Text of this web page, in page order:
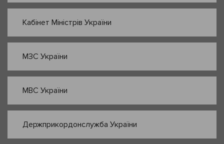
Кабінет Міністрів України
МЗС України
МВС України
Держприкордонслужба України